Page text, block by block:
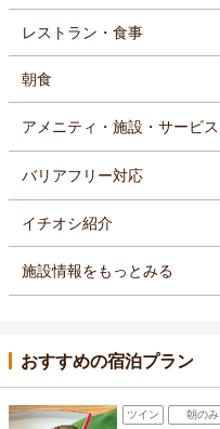
レストラン・食事
朝食
アメニティ・施設・サービス
バリアフリー対応
イチオシ紹介
施設情報をもっとみる
おすすめの宿泊プラン
ツイン 朝のみ